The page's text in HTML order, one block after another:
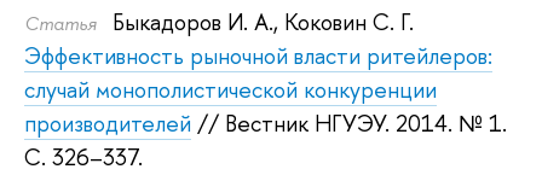
Статья Быкадоров И. А., Коковин С. Г.
Эффективность рыночной власти ритейлеров:
случай монополистической конкуренции
производителей // Вестник НГУЭУ. 2014. № 1.
С. 326–337.